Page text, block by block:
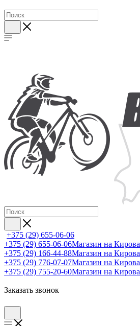
+375 (29) 655-06-06
+375 (29) 655-06-06Магазин на Кирова
+375 (29) 166-44-88Магазин на Кирова
+375 (29) 776-07-07Магазин на Кирова
+375 (29) 755-20-60Магазин на Кирова
Заказать звонок